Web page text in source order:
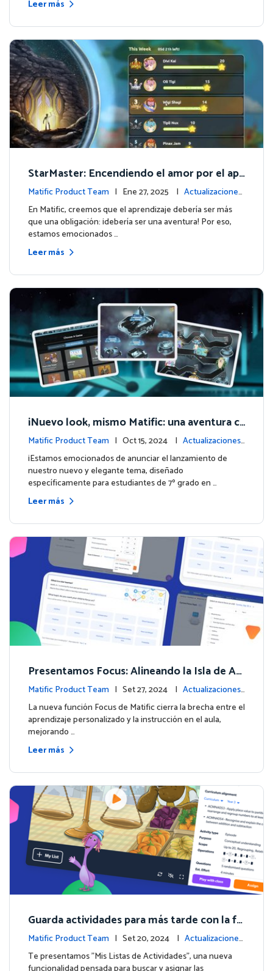
Leer más
StarMaster: Encendiendo el amor por el apr
endizaje a través de la competencia amistos
a
Matific Product Team | Ene 27, 2025 | Actualizaciones
de la plataforma
En Matific, creemos que el aprendizaje debería ser más
que una obligación: ¡debería ser una aventura! Por eso,
estamos emocionados …
Leer más
¡Nuevo look, mismo Matific: una aventura c
ósmica de aprendizaje te espera! 🚀🌌
Matific Product Team | Oct 15, 2024 | Actualizaciones
de la plataforma
¡Estamos emocionados de anunciar el lanzamiento de
nuestro nuevo y elegante tema, diseñado
específicamente para estudiantes de 7º grado en …
Leer más
Presentamos Focus: Alineando la Isla de Av
enturas de Matific con el Aprendizaje en el
Aula
Matific Product Team | Set 27, 2024 | Actualizaciones
de la plataforma
La nueva función Focus de Matific cierra la brecha entre el
aprendizaje personalizado y la instrucción en el aula,
mejorando …
Leer más
Guarda actividades para más tarde con la fu
nción de Listas de Actividades
Matific Product Team | Set 20, 2024 | Actualizaciones
de la plataforma
Te presentamos "Mis Listas de Actividades", una nueva